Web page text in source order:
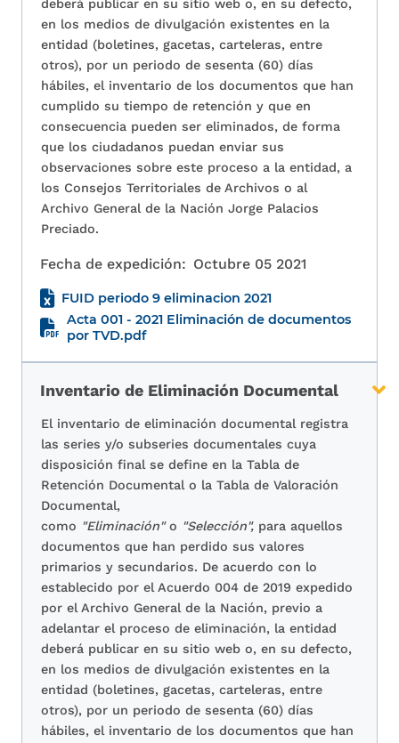
deberá publicar en su sitio web o, en su defecto,
en los medios de divulgación existentes en la
entidad (boletines, gacetas, carteleras, entre
otros), por un periodo de sesenta (60) días
hábiles, el inventario de los documentos que han
cumplido su tiempo de retención y que en
consecuencia pueden ser eliminados, de forma
que los ciudadanos puedan enviar sus
observaciones sobre este proceso a la entidad, a
los Consejos Territoriales de Archivos o al
Archivo General de la Nación Jorge Palacios
Preciado.
Fecha de expedición: Octubre 05 2021
FUID periodo 9 eliminacion 2021
Acta 001 - 2021 Eliminación de documentos
por TVD.pdf
Inventario de Eliminación Documental
El inventario de eliminación documental registra
las series y/o subseries documentales cuya
disposición final se define en la Tabla de
Retención Documental o la Tabla de Valoración
Documental,
como "Eliminación"o "Selección", para aquellos
documentos que han perdido sus valores
primarios y secundarios. De acuerdo con lo
establecido por el Acuerdo 004 de 2019 expedido
por el Archivo General de la Nación, previo a
adelantar el proceso de eliminación, la entidad
deberá publicar en su sitio web o, en su defecto,
en los medios de divulgación existentes en la
entidad (boletines, gacetas, carteleras, entre
otros), por un periodo de sesenta (60) días
hábiles, el inventario de los documentos que han